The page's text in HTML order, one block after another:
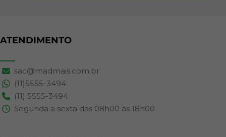
ATENDIMENTO
sac@madmais.com.br
(11)5555-3494
(11) 5555-3494
Segunda a sexta das 08h00 às 18h00